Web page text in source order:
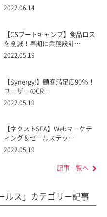
2022.06.14
【CSブートキャンプ】食品ロス
を削減！早期に業務設計…
2022.05.19
【Synergy!】顧客満足度90％！
ユーザーのCR…
2022.05.19
【ネクストSFA】Webマーケテ
ィング＆セールステッ…
2022.05.19
記事一覧へ
ルス」カテゴリー記事